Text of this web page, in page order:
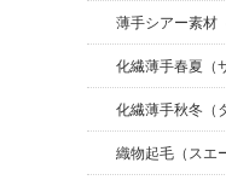
薄手シアー素材
化繊薄手春夏（
化繊薄手秋冬（
織物起毛（スエ